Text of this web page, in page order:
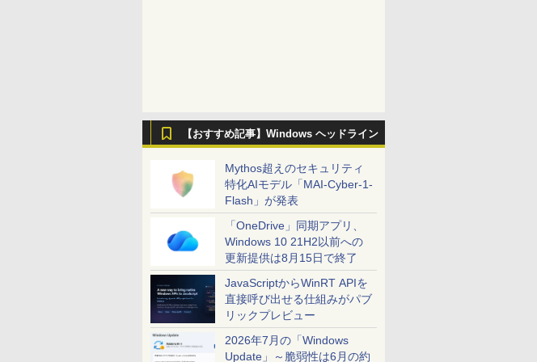
【おすすめ記事】Windows ヘッドライン
Mythos超えのセキュリティ
特化AIモデル「MAI-Cyber-1-
Flash」が発表
「OneDrive」同期アプリ、
Windows 10 21H2以前への
更新提供は8月15日で終了
JavaScriptからWinRT APIを
直接呼び出せる仕組みがパブ
リックプレビュー
2026年7月の「Windows
Update」～脆弱性は6月の約